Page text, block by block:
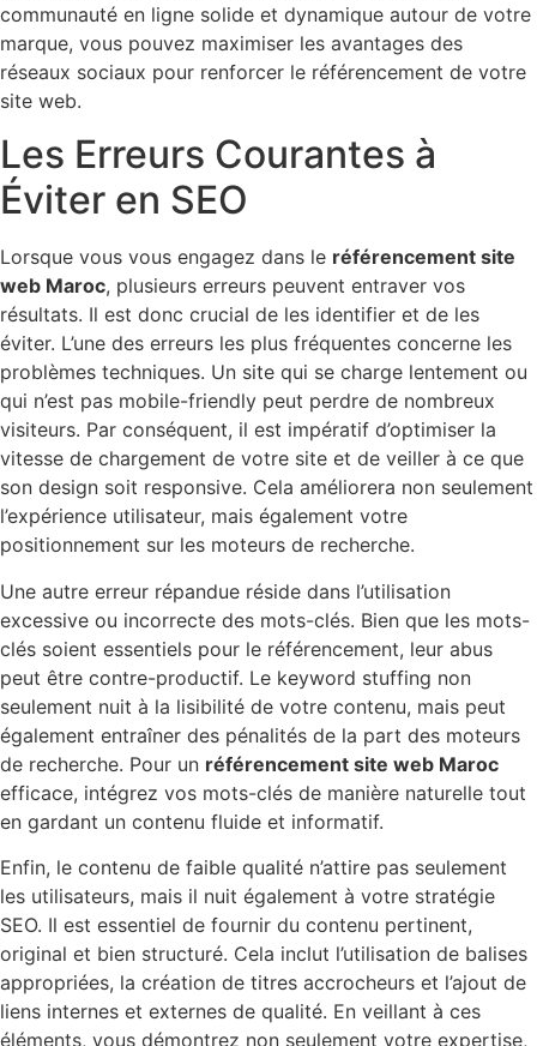
communauté en ligne solide et dynamique autour de votre
marque, vous pouvez maximiser les avantages des
réseaux sociaux pour renforcer le référencement de votre
site web.
Les Erreurs Courantes à
Éviter en SEO
Lorsque vous vous engagez dans le référencement site
web Maroc, plusieurs erreurs peuvent entraver vos
résultats. Il est donc crucial de les identifier et de les
éviter. L’une des erreurs les plus fréquentes concerne les
problèmes techniques. Un site qui se charge lentement ou
qui n’est pas mobile-friendly peut perdre de nombreux
visiteurs. Par conséquent, il est impératif d’optimiser la
vitesse de chargement de votre site et de veiller à ce que
son design soit responsive. Cela améliorera non seulement
l’expérience utilisateur, mais également votre
positionnement sur les moteurs de recherche.
Une autre erreur répandue réside dans l’utilisation
excessive ou incorrecte des mots-clés. Bien que les mots-
clés soient essentiels pour le référencement, leur abus
peut être contre-productif. Le keyword stuffing non
seulement nuit à la lisibilité de votre contenu, mais peut
également entraîner des pénalités de la part des moteurs
de recherche. Pour un référencement site web Maroc
efficace, intégrez vos mots-clés de manière naturelle tout
en gardant un contenu fluide et informatif.
Enfin, le contenu de faible qualité n’attire pas seulement
les utilisateurs, mais il nuit également à votre stratégie
SEO. Il est essentiel de fournir du contenu pertinent,
original et bien structuré. Cela inclut l’utilisation de balises
appropriées, la création de titres accrocheurs et l’ajout de
liens internes et externes de qualité. En veillant à ces
éléments, vous démontrez non seulement votre expertise,